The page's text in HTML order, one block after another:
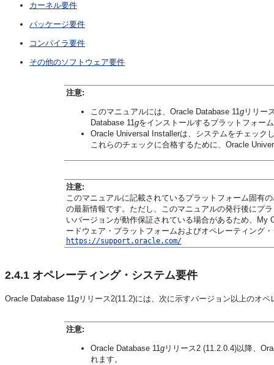
カーネル要件
パッケージ要件
コンパイラ要件
その他のソフトウェア要件
注意:
このマニュアルには、Oracle Database 11gリリー
Database 11gをインストールするプラットフォー
Oracle Universal Installerは、システムをチェック
これらのチェックに合格するために、Oracle
注意:
このマニュアルに記載されているプラットフォーム固有
の最新情報です。ただし、このマニュアルの発行後にプ
いバージョンが動作保証されている場合があるため、My
ードウェア・プラットフォームおよびオペレーティング
https://support.oracle.com/
2.4.1 オペレーティング・システム要件
Oracle Database 11g リリース2(11.2)には、次に示すバージョン以上のオ
注意:
Oracle Database 11gリリース2 (11.2.0.4)以降、
れます。